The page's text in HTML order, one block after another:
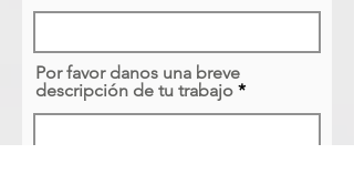
Por favor danos una breve
descripción de tu trabajo